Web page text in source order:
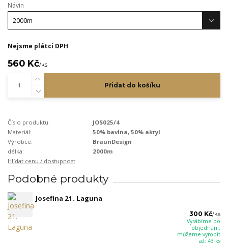
Návin
Nejsme plátci DPH
560 Kč/ks
Přidat do košíku
Číslo produktu:
JOS025/4
Materiál:
50% bavlna, 50% akryl
Výrobce:
BraunDesign
délka:
2000m
Hlídat cenu / dostupnost
Podobné produkty
Josefina 21. Laguna
300 Kč/ks
Vyrábíme po
objednání;
můžeme vyrobit
až: 43 ks